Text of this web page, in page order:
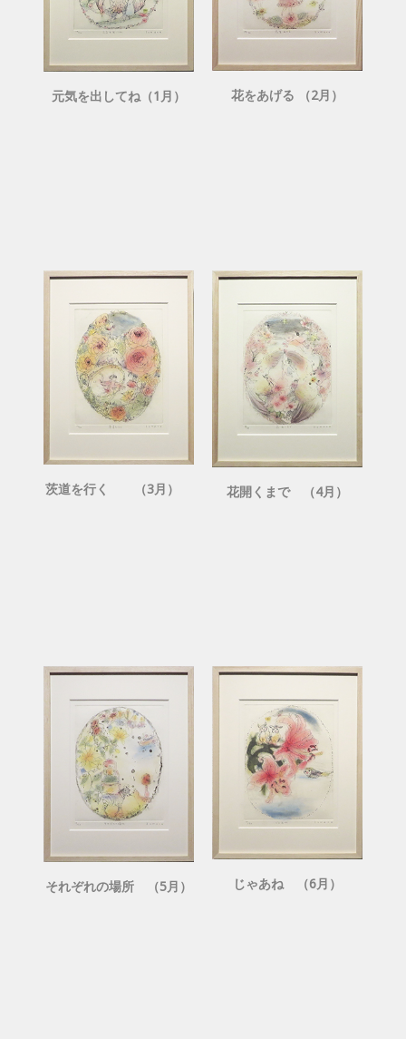
元気を出してね（1月） 花をあげる （2月）
茨道を行く （3月） 花開くまで （4月）
それぞれの場所 （5月） じゃあね （6月）